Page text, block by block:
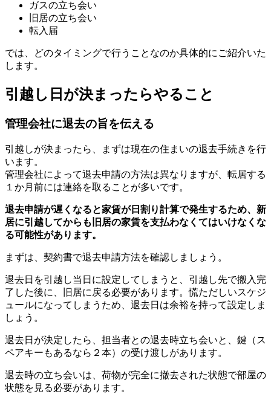
ガスの立ち会い
旧居の立ち会い
転入届
では、どのタイミングで行うことなのか具体的にご紹介いた
します。
引越し日が決まったらやること
管理会社に退去の旨を伝える
引越しが決まったら、まずは現在の住まいの退去手続きを行
います。
管理会社によって退去申請の方法は異なりますが、転居する
１か月前には連絡を取ることが多いです。
退去申請が遅くなると家賃が日割り計算で発生するため、新
居に引越してからも旧居の家賃を支払わなくてはいけなくな
る可能性があります。
まずは、契約書で退去申請方法を確認しましょう。
退去日を引越し当日に設定してしまうと、引越し先で搬入完
了した後に、旧居に戻る必要があります。慌ただしいスケジ
ュールになってしまうため、退去日は余裕を持って設定しま
しょう。
退去日が決定したら、担当者との退去時立ち会いと、鍵（ス
ペアキーもあるなら２本）の受け渡しがあります。
退去時の立ち会いは、荷物が完全に撤去された状態で部屋の
状態を見る必要があります。